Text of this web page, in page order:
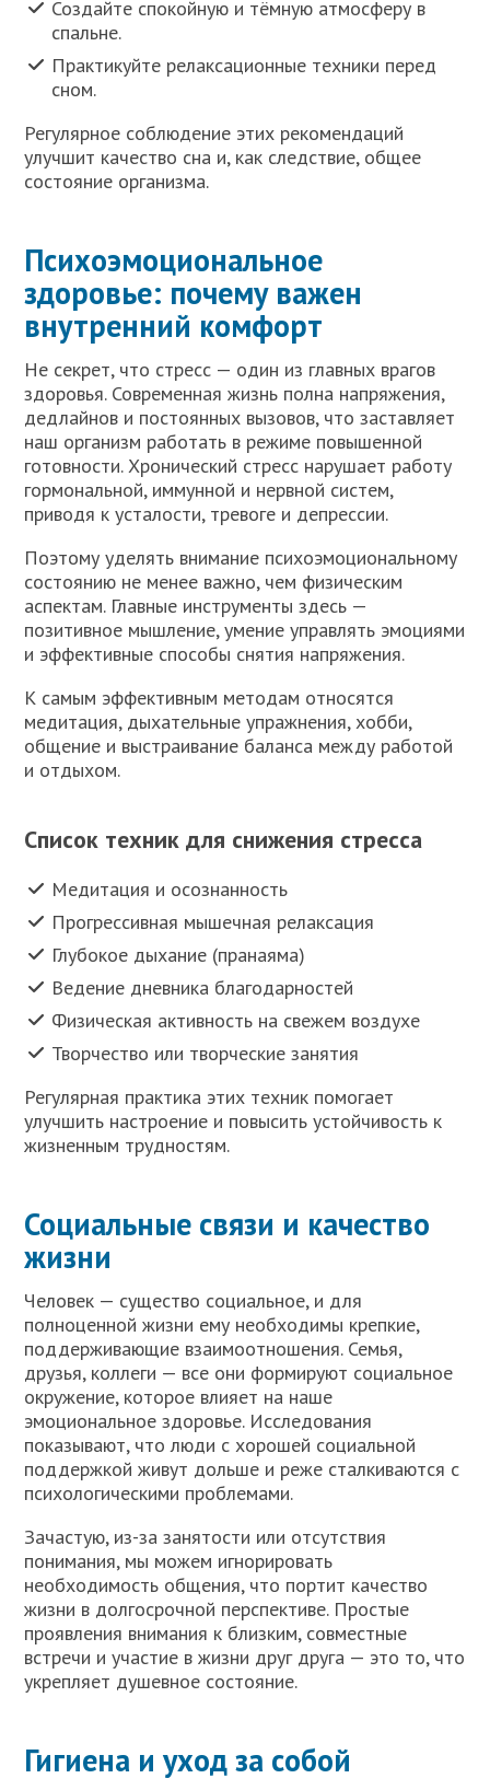
Создайте спокойную и тёмную атмосферу в
спальне.
Практикуйте релаксационные техники перед
сном.
Регулярное соблюдение этих рекомендаций
улучшит качество сна и, как следствие, общее
состояние организма.
Психоэмоциональное
здоровье: почему важен
внутренний комфорт
Не секрет, что стресс — один из главных врагов
здоровья. Современная жизнь полна напряжения,
дедлайнов и постоянных вызовов, что заставляет
наш организм работать в режиме повышенной
готовности. Хронический стресс нарушает работу
гормональной, иммунной и нервной систем,
приводя к усталости, тревоге и депрессии.
Поэтому уделять внимание психоэмоциональному
состоянию не менее важно, чем физическим
аспектам. Главные инструменты здесь —
позитивное мышление, умение управлять эмоциями
и эффективные способы снятия напряжения.
К самым эффективным методам относятся
медитация, дыхательные упражнения, хобби,
общение и выстраивание баланса между работой
и отдыхом.
Список техник для снижения стресса
Медитация и осознанность
Прогрессивная мышечная релаксация
Глубокое дыхание (пранаяма)
Ведение дневника благодарностей
Физическая активность на свежем воздухе
Творчество или творческие занятия
Регулярная практика этих техник помогает
улучшить настроение и повысить устойчивость к
жизненным трудностям.
Социальные связи и качество
жизни
Человек — существо социальное, и для
полноценной жизни ему необходимы крепкие,
поддерживающие взаимоотношения. Семья,
друзья, коллеги — все они формируют социальное
окружение, которое влияет на наше
эмоциональное здоровье. Исследования
показывают, что люди с хорошей социальной
поддержкой живут дольше и реже сталкиваются с
психологическими проблемами.
Зачастую, из-за занятости или отсутствия
понимания, мы можем игнорировать
необходимость общения, что портит качество
жизни в долгосрочной перспективе. Простые
проявления внимания к близким, совместные
встречи и участие в жизни друг друга — это то, что
укрепляет душевное состояние.
Гигиена и уход за собой